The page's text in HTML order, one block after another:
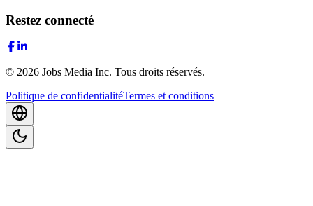
Restez connecté
© 2026 Jobs Media Inc. Tous droits réservés.
Politique de confidentialitéTermes et conditions